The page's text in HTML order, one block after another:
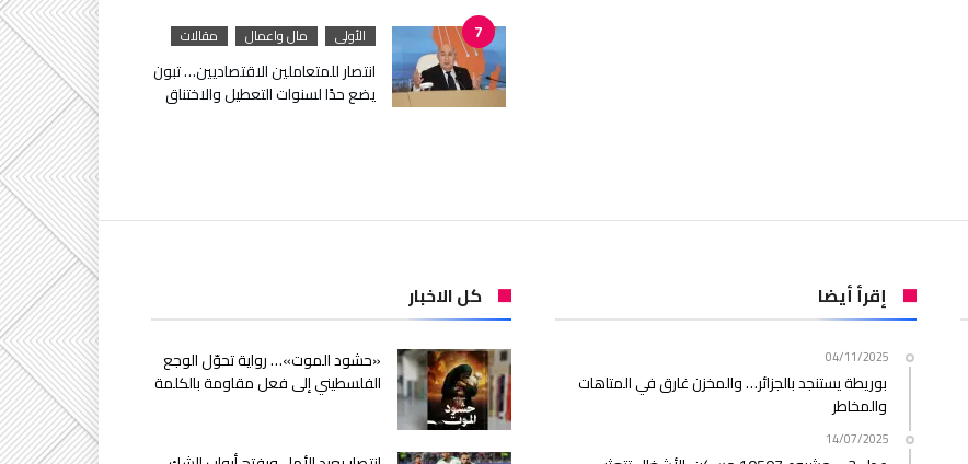
الأولى مال واعمال مقالات
انتصار للمتعاملين الاقتصاديين… تبون
يضع حدًا لسنوات التعطيل والاختناق
إقرأ أيضا
04/11/2025
بوريطة يستنجد بالجزائر… والمخزن غارق في المتاهات
والمخاطر
14/07/2025
كل الاخبار
«حشود الموت»… رواية تحوّل الوجع
الفلسطيني إلى فعل مقاومة بالكلمة